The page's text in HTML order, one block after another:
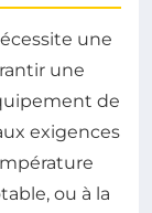
une
une
de
exigences
ou à la